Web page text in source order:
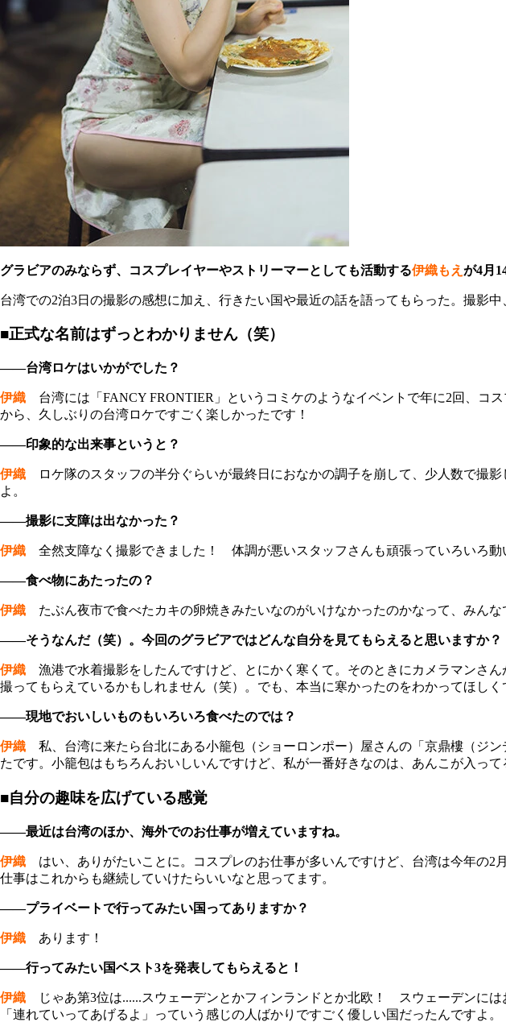
グラビアのみならず、コスプレイヤーやストリーマーとしても活動する伊織もえ が4月
台湾での2泊3日の撮影の感想に加え、行きたい国や最近の話を語ってもらった。撮影
■正式な名前はずっとわかりません（笑）
――台湾ロケはいかがでした？
伊織 台湾には「FANCY FRONTIER」というコミケのようなイベントで年に2回、コ
から、久しぶりの台湾ロケですごく楽しかったです！
――印象的な出来事というと？
伊織 ロケ隊のスタッフの半分ぐらいが最終日におなかの調子を崩して、少人数で撮
よ。
――撮影に支障は出なかった？
伊織 全然支障なく撮影できました！ 体調が悪いスタッフさんも頑張っていろいろ動
――食べ物にあたったの？
伊織 たぶん夜市で食べたカキの卵焼きみたいなのがいけなかったのかなって、みん
――そうなんだ（笑）。今回のグラビアではどんな自分を見てもらえると思いますか？
伊織 漁港で水着撮影をしたんですけど、とにかく寒くて。そのときにカメラマンさ
撮ってもらえているかもしれません（笑）。でも、本当に寒かったのをわかってほし
――現地でおいしいものもいろいろ食べたのでは？
伊織 私、台湾に来たら台北にある小籠包（ショーロンポー）屋さんの「京鼎樓（ジ
たです。小籠包はもちろんおいしいんですけど、私が一番好きなのは、あんこが入っ
■自分の趣味を広げている感覚
――最近は台湾のほか、海外でのお仕事が増えていますね。
伊織 はい、ありがたいことに。コスプレのお仕事が多いんですけど、台湾は今年の2
仕事はこれからも継続していけたらいいなと思ってます。
――プライベートで行ってみたい国ってありますか？
伊織 あります！
――行ってみたい国ベスト3を発表してもらえると！
伊織 じゃあ第3位は......スウェーデンとかフィンランドとか北欧！ スウェーデンに
「連れていってあげるよ」っていう感じの人ばかりですごく優しい国だったんですよ。